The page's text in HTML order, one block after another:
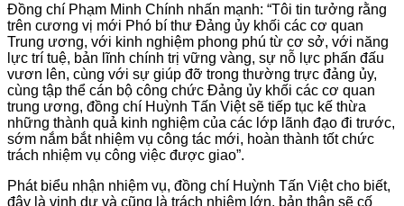
Đồng chí Phạm Minh Chính nhấn mạnh: “Tôi tin tưởng rằng
trên cương vị mới Phó bí thư Đảng ủy khối các cơ quan
Trung ương, với kinh nghiệm phong phú từ cơ sở, với năng
lực trí tuệ, bản lĩnh chính trị vững vàng, sự nỗ lực phấn đấu
vươn lên, cùng với sự giúp đỡ trong thường trực đảng ủy,
cùng tập thể cán bộ công chức Đảng ủy khối các cơ quan
trung ương, đồng chí Huỳnh Tấn Việt sẽ tiếp tục kế thừa
những thành quả kinh nghiệm của các lớp lãnh đạo đi trước,
sớm nắm bắt nhiệm vụ công tác mới, hoàn thành tốt chức
trách nhiệm vụ công việc được giao”.
Phát biểu nhận nhiệm vụ, đồng chí Huỳnh Tấn Việt cho biết,
đây là vinh dự và cũng là trách nhiệm lớn, bản thân sẽ cố